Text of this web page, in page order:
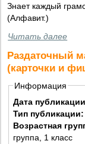
Знает каждый
(Алфавит.)
Читать далее
Раздаточный
(карточки и
Информация
Дата
Тип публикации:
Возрастная
группа, 1 класс